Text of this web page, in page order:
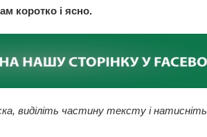
коротко і ясно.
виділіть частину тексту і натисніть